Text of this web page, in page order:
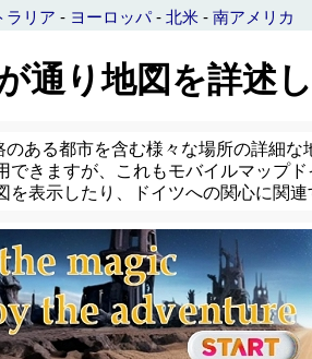
ラリア - ヨーロッパ- 北米 - 南アメリカ
通り地図を詳述
ある都市を含む様々な場所の詳細
できますが、これもモバイルマップ
表示したり、ドイツへの関心に関